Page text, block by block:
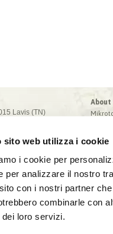
sito web utilizza i cookie
i cookie per
per analizzare il nostro
con i nostri partner
combinarle con
loro servizi.
Lavis (TN)
About
Blog